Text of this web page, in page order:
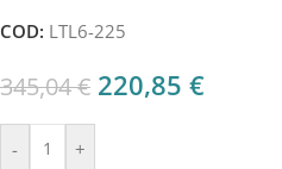
COD: LTL6-225
345,04€ 220,85 €
- +